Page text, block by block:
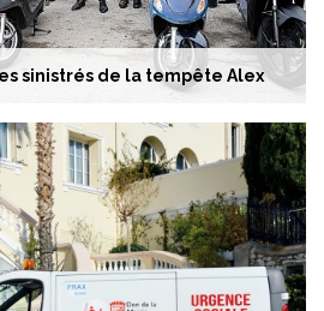
sinistrés de la tempête Alex